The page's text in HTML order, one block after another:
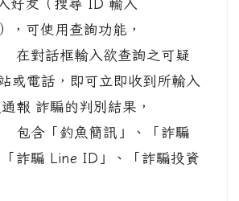
好友（搜尋 ID 輸入
，可使用查詢功能，
輸入欲查詢之可疑
或電話，即可立即收到所輸入
報 詐騙的判別結果，
魚簡訊」、「詐騙
詐騙 Line ID」、「詐騙投資